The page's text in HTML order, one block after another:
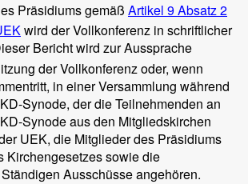
Präsidiums gemäß Artikel 9 Absatz 2
wird der Vollkonferenz in schriftlicher
Bericht wird zur Aussprache
der Vollkonferenz oder, wenn
in einer Versammlung während
Synode, der die Teilnehmenden an
Synode aus den Mitgliedskirchen
UEK, die Mitglieder des Präsidiums
Kirchengesetzes sowie die
Ausschüsse angehören.